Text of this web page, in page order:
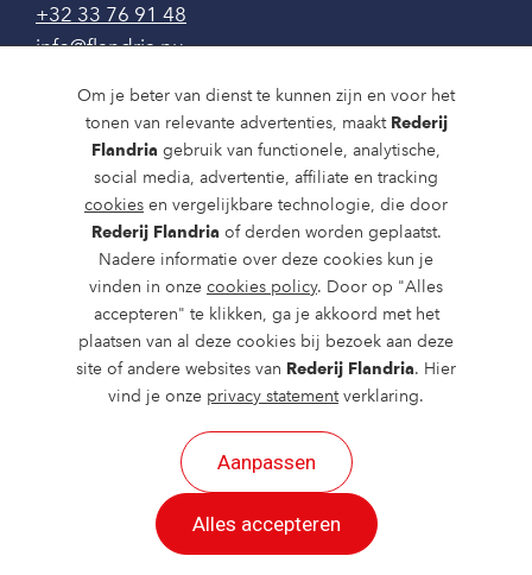
Om je beter van dienst te kunnen zijn en voor het
tonen van relevante advertenties, maakt Rederij
Flandria gebruik van functionele, analytische,
social media, advertentie, affiliate en tracking
cookies en vergelijkbare technologie, die door
Rederij Flandria of derden worden geplaatst.
Nadere informatie over deze cookies kun je
vinden in onze cookies policy. Door op "Alles
accepteren" te klikken, ga je akkoord met het
plaatsen van al deze cookies bij bezoek aan deze
site of andere websites van Rederij Flandria. Hier
vind je onze privacy statementverklaring.
Aanpassen
Alles accepteren
+32 33 76 91 48
info@flandria.nu
Contact
Vaaragenda
Rondvaarten en dagtochten
Nieuws
Over ons
Route en bereikbaarheid
2026 ©
.
Alle rechten voorbehouden.
| Privacy | Cookies aanpassen